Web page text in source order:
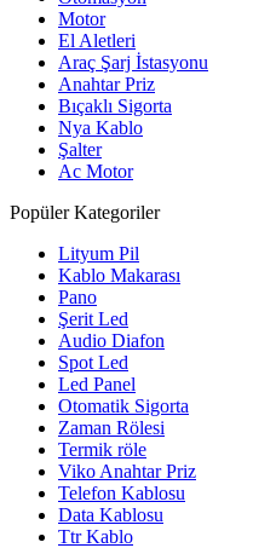
Motor
El Aletleri
Araç Şarj İstasyonu
Anahtar Priz
Bıçaklı Sigorta
Nya Kablo
Şalter
Ac Motor
Popüler Kategoriler
Lityum Pil
Kablo Makarası
Pano
Şerit Led
Audio Diafon
Spot Led
Led Panel
Otomatik Sigorta
Zaman Rölesi
Termik röle
Viko Anahtar Priz
Telefon Kablosu
Data Kablosu
Ttr Kablo